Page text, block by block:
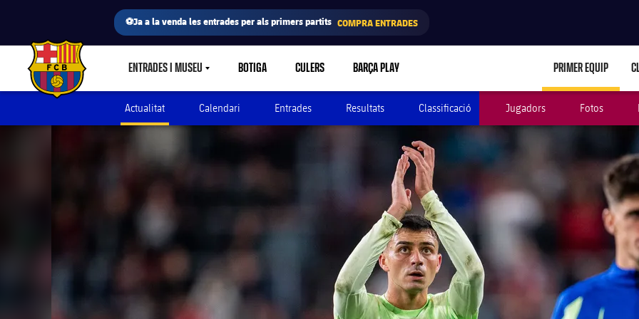
⚽Ja a la venda les entrades per als primers partits COMPRA ENTRADES
FC Barcelona club badge ENTRADES I MUSEULABEL.SHARE.CARETDOWN
BOTIGA CULERS BARÇA PLAY PRIMER EQUIP
Actualitat Calendari Entrades Resultats Classificació Jugadors Fotos